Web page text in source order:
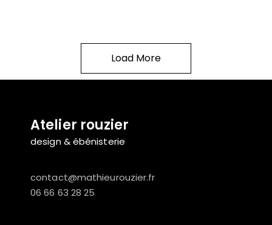
Load More
Atelier rouzier
design & ébénisterie
contact@mathieurouzier.fr
06 66 63 28 25